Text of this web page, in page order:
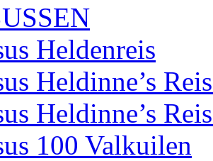
Heldenreis
Heldinne’s
Heldinne’s
100 Valkuilen